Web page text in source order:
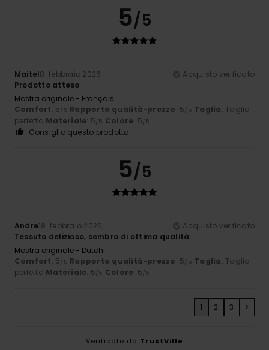
5/5
Maite18. febbraio 2026
Acquisto verificato
Prodotto atteso
Mostra originale - Français
Comfort: 5 /5 Rapporto qualità-prezzo: 5 /5 Taglia: Taglia
perfetta Materiale: 5 /5 Colore: 5 /5
Consiglio questo prodotto
5/5
Andre18. febbraio 2026
Acquisto verificato
Tessuto delizioso, sembra di ottima qualità.
Mostra originale - Dutch
Comfort: 5 /5 Rapporto qualità-prezzo: 5 /5 Taglia: Taglia
perfetta Materiale: 5 /5 Colore: 5 /5
1 2 3 >
Verificato da TrustVille